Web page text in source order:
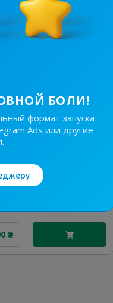
Страны
₴
БОЛИ!
формат запуска
Ads или другие